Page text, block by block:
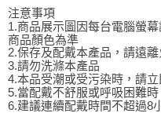
注意事項
1.商品展示圖因每台電腦螢
商品顏色為準
2.保存及配戴本產品，請遠
3.請勿洗滌本產品
4.本品受潮或受污染時，請立
5.當配戴不舒服或呼吸困難
6.建議連續配戴時間不超過8